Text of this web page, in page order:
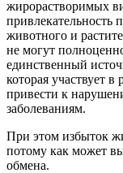
жирорастворимых
животного и
не могут
единственный
которая участвует
привести к
заболеваниям.
При этом избыток
потому как может
обмена.